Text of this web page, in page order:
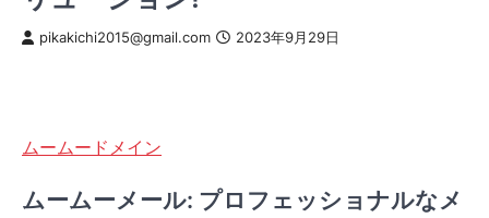
pikakichi2015@gmail.com 2023年9月29日
ムームードメイン
ムームーメール: プロフェッショナルなメ